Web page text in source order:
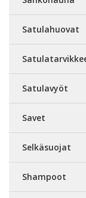
Satulahuovat
Satulavyöt
Savet
Selkäsuojat
Shampoot